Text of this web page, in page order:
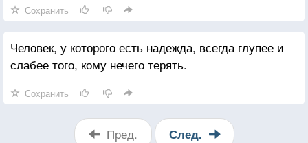
Сохранить
Человек, у которого есть надежда, всегда глупее и
слабее того, кому нечего терять.
Сохранить
Пред. След.